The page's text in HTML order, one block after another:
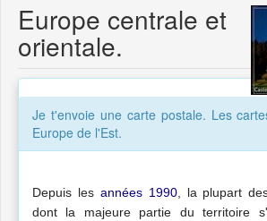
Europe centrale et
orientale.
Je t'envoie une carte postale. Les
Europe de l'Est.
Depuis les années 1990, la plupart
dont la majeure partie du territoire